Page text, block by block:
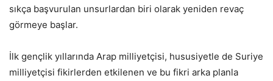
sıkça başvurulan unsurlardan biri olarak yeniden revaç
görmeye başlar.
İlk gençlik yıllarında Arap milliyetçisi, hususiyetle de Suriye
milliyetçisi fikirlerden etkilenen ve bu fikri arka planla